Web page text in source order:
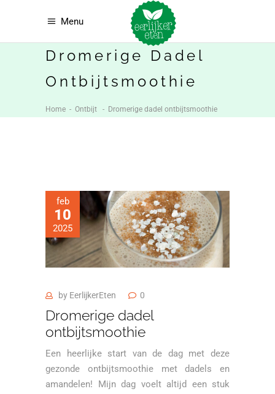
Menu
Dromerige Dadel
Ontbijtsmoothie
Home - Ontbijt - Dromerige dadel ontbijtsmoothie
feb
10
2025
by EerlijkerEten 0
Dromerige dadel
ontbijtsmoothie
Een heerlijke start van de dag met deze
gezonde ontbijtsmoothie met dadels en
amandelen! Mijn dag voelt altijd een stuk